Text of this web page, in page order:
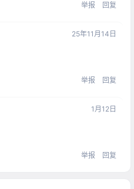
举报 回复
25年11月14日
举报 回复
1月12日
举报 回复